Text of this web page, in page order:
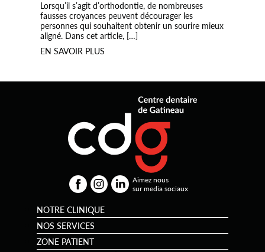
Lorsqu’il s’agit d’orthodontie, de nombreuses
fausses croyances peuvent décourager les
personnes qui souhaitent obtenir un sourire mieux
aligné. Dans cet article, […]
EN SAVOIR PLUS
Aimez nous
sur media sociaux
NOTRE CLINIQUE
NOS SERVICES
ZONE PATIENT